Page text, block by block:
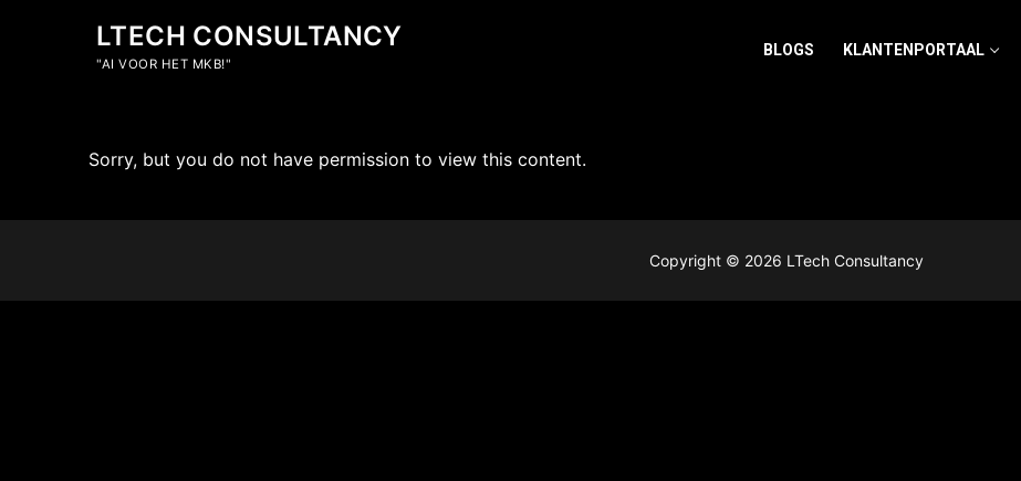
LTECH CONSULTANCY
"AI VOOR HET MKB!"
BLOGS KLANTENPORTAAL
Sorry, but you do not have permission to view this content.
Copyright © 2026 LTech Consultancy